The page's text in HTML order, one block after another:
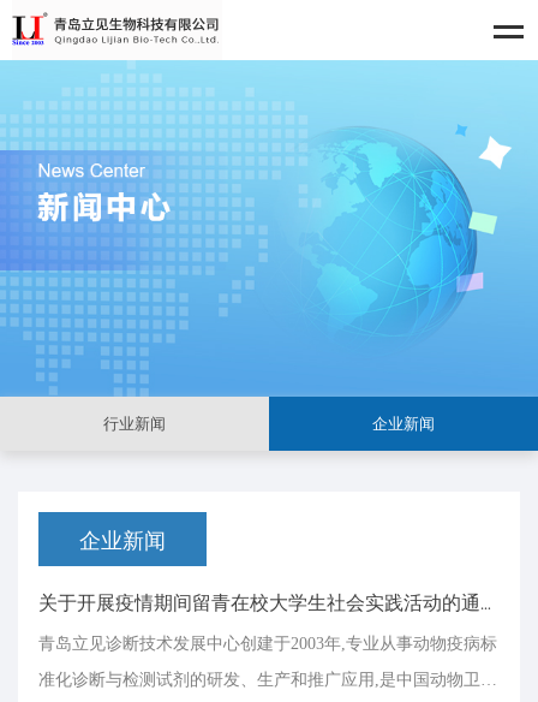
行业新闻 企业新闻
企业新闻
关于开展疫情期间留青在校大学生社会实践活动的通知
青岛立见诊断技术发展中心创建于2003年,专业从事动物疫病标
准化诊断与检测试剂的研发、生产和推广应用,是中国动物卫生